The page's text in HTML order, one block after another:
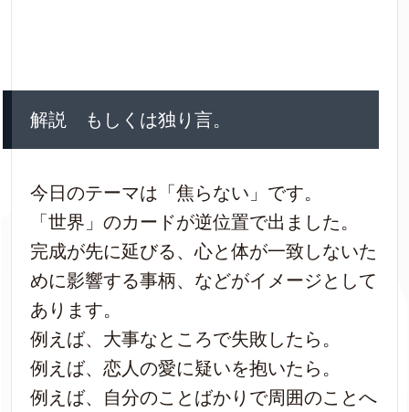
解説 もしくは独り言。
今日のテーマは「焦らない」です。
「世界」のカードが逆位置で出ました。
完成が先に延びる、心と体が一致しないた
めに影響する事柄、などがイメージとして
あります。
例えば、大事なところで失敗したら。
例えば、恋人の愛に疑いを抱いたら。
例えば、自分のことばかりで周囲のことへ